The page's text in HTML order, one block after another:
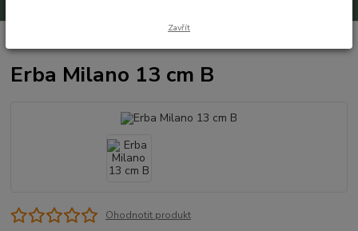
Erba Milano 13 cm B
Ohodnotit produkt
Zavřít